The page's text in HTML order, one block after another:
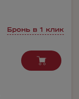
Бронь в 1 клик